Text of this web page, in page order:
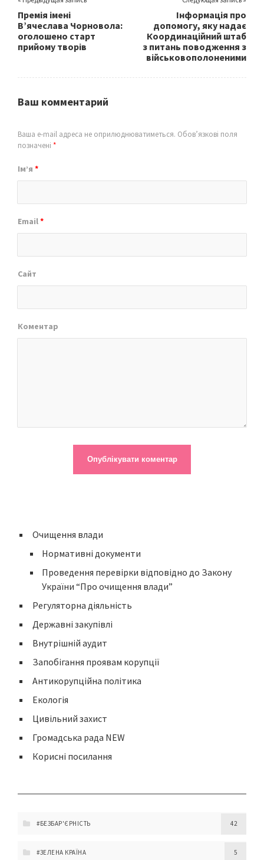
Премія імені
В’ячеслава Чорновола:
оголошено старт
прийому творів
Інформація про
допомогу, яку надає
Координаційний штаб
з питань поводження з
військовополоненими
Ваш комментарий
Ваша e-mail адреса не оприлюднюватиметься. Обов’язкові поля
позначені *
Ім’я *
Email*
Сайт
Коментар
Очищення влади
Нормативні документи
Проведення перевірки відповідно до Закону
України “Про очищення влади”
Регуляторна діяльність
Державні закупівлі
Внутрішній аудит
Запобігання проявам корупції
Антикорупційна політика
Екологія
Цивільний захист
Громадська рада NEW
Корисні посилання
#БЕЗБАР'ЄРНІСТЬ 42
#ЗЕЛЕНА КРАЇНА 5